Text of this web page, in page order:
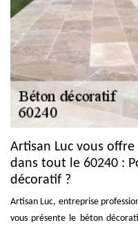
Artisan Luc vous offre
dans tout le 60240 :
décoratif ?
Artisan Luc, entreprise
vous présente le béton